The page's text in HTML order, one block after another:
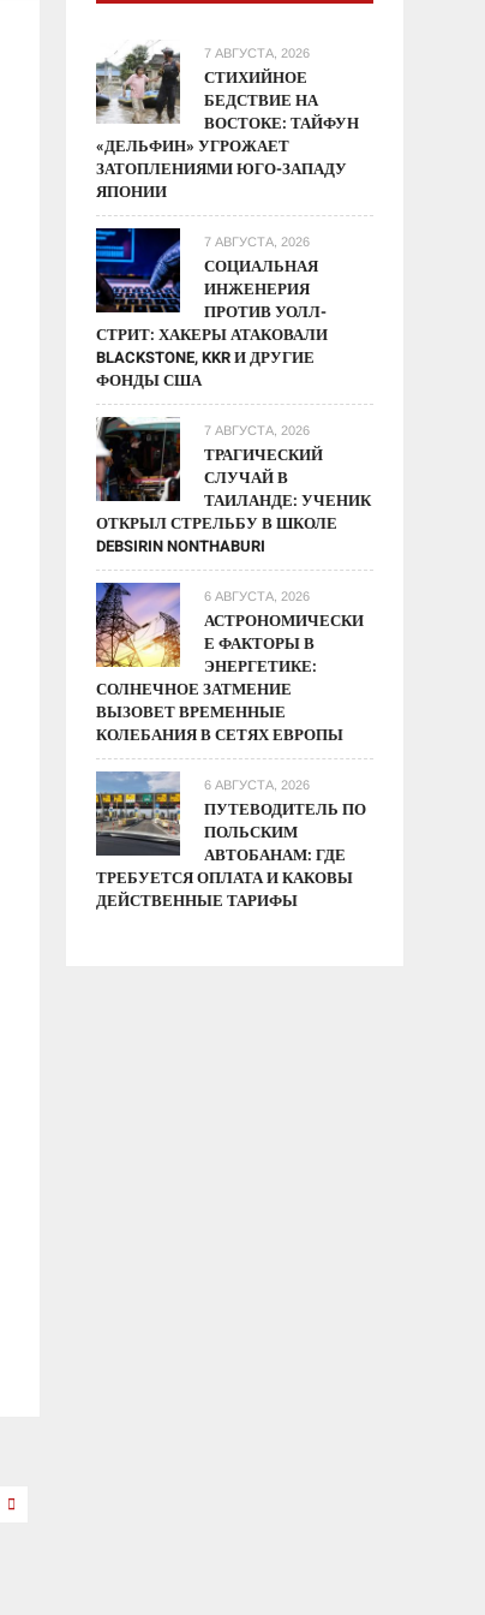
7 АВГУСТА, 2026
СТИХИЙНОЕ
БЕДСТВИЕ НА
ВОСТОКЕ: ТАЙФУН
«ДЕЛЬФИН» УГРОЖАЕТ
ЗАТОПЛЕНИЯМИ ЮГО-ЗАПАДУ
ЯПОНИИ
7 АВГУСТА, 2026
СОЦИАЛЬНАЯ
ИНЖЕНЕРИЯ
ПРОТИВ УОЛЛ-
СТРИТ: ХАКЕРЫ АТАКОВАЛИ
BLACKSTONE, KKR И ДРУГИЕ
ФОНДЫ США
7 АВГУСТА, 2026
ТРАГИЧЕСКИЙ
СЛУЧАЙ В
ТАИЛАНДЕ: УЧЕНИК
ОТКРЫЛ СТРЕЛЬБУ В ШКОЛЕ
DEBSIRIN NONTHABURI
6 АВГУСТА, 2026
АСТРОНОМИЧЕСКИ
Е ФАКТОРЫ В
ЭНЕРГЕТИКЕ:
СОЛНЕЧНОЕ ЗАТМЕНИЕ
ВЫЗОВЕТ ВРЕМЕННЫЕ
КОЛЕБАНИЯ В СЕТЯХ ЕВРОПЫ
6 АВГУСТА, 2026
ПУТЕВОДИТЕЛЬ ПО
ПОЛЬСКИМ
АВТОБАНАМ: ГДЕ
ТРЕБУЕТСЯ ОПЛАТА И КАКОВЫ
ДЕЙСТВЕННЫЕ ТАРИФЫ